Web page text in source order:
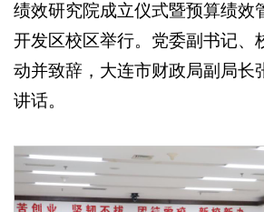
绩效研究院成立仪式暨预算绩效
开发区校区举行。党委副书记、
动并致辞，大连市财政局副局长
讲话。